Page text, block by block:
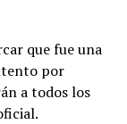
que fue una
por
a todos los